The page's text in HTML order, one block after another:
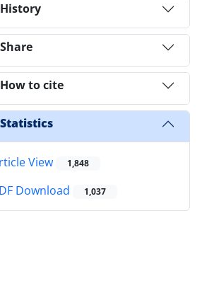
History
Share
How to cite
Statistics
View 1,848
Download 1,037